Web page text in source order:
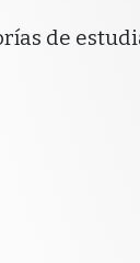
de